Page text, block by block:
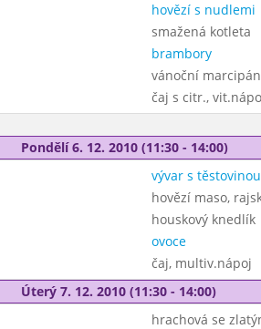
hovězí s nudlemi
smažená kotleta
brambory
vánoční marcipán
čaj s citr.,
Pondělí 6. 12. 2010 (11:30 - 14:00)
vývar s těstovinou
hovězí maso,
houskový knedlík
ovoce
čaj, multiv.nápoj
Úterý 7. 12. 2010 (11:30 - 14:00)
hrachová se